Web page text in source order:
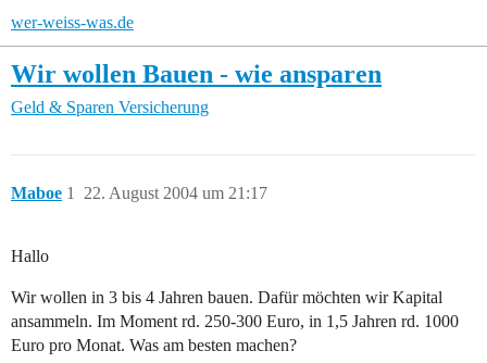
wer-weiss-was.de
Wir wollen Bauen - wie ansparen
Geld & Sparen Versicherung
Maboe 22. August 2004 um 21:17
1
Hallo
Wir wollen in 3 bis 4 Jahren bauen. Dafür möchten wir Kapital
ansammeln. Im Moment rd. 250-300 Euro, in 1,5 Jahren rd. 1000
Euro pro Monat. Was am besten machen?